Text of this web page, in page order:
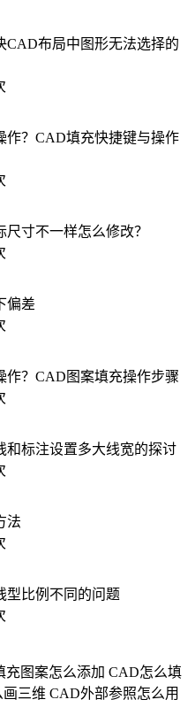
CAD布局中图形无法选择的
作？CAD填充快捷键与操作
寸不一样怎么修改？
偏差
作？CAD图案填充操作步骤
和标注设置多大线宽的探讨
法
型比例不同的问题
充图案怎么添加 CAD怎么填
三维 CAD外部参照怎么用